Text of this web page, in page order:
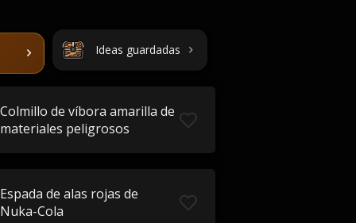
Ideas guardadas
Colmillo de víbora amarilla de
materiales peligrosos
Espada de alas rojas de
Nuka-Cola